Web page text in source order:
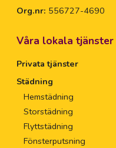
Org.nr: 556727-4690
Våra lokala tjänster
Privata tjänster
Städning
Hemstädning
Storstädning
Flyttstädning
Fönsterputsning